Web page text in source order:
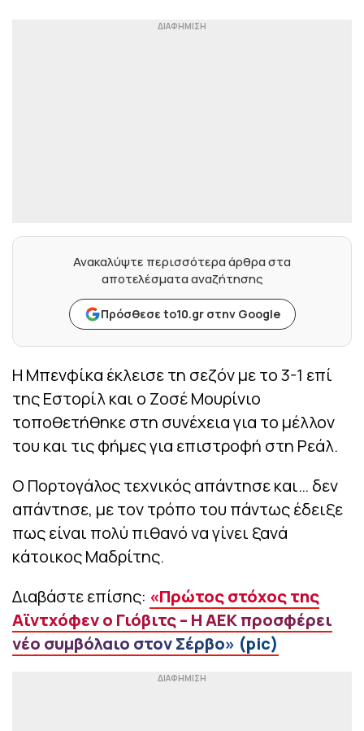
Ανακαλύψτε περισσότερα άρθρα στα
αποτελέσματα αναζήτησης
Πρόσθεσε to10.gr στην Google
Η Μπενφίκα έκλεισε τη σεζόν με το 3-1 επί
της Εστορίλ και ο Ζοσέ Μουρίνιο
τοποθετήθηκε στη συνέχεια για το μέλλον
του και τις φήμες για επιστροφή στη Ρεάλ.
Ο Πορτογάλος τεχνικός απάντησε και… δεν
απάντησε, με τον τρόπο του πάντως έδειξε
πως είναι πολύ πιθανό να γίνει ξανά
κάτοικος Μαδρίτης.
Διαβάστε επίσης: «Πρώτος στόχος της
Αϊντχόφεν ο Γιόβιτς – Η ΑΕΚ προσφέρει
νέο συμβόλαιο στον Σέρβο» (pic)